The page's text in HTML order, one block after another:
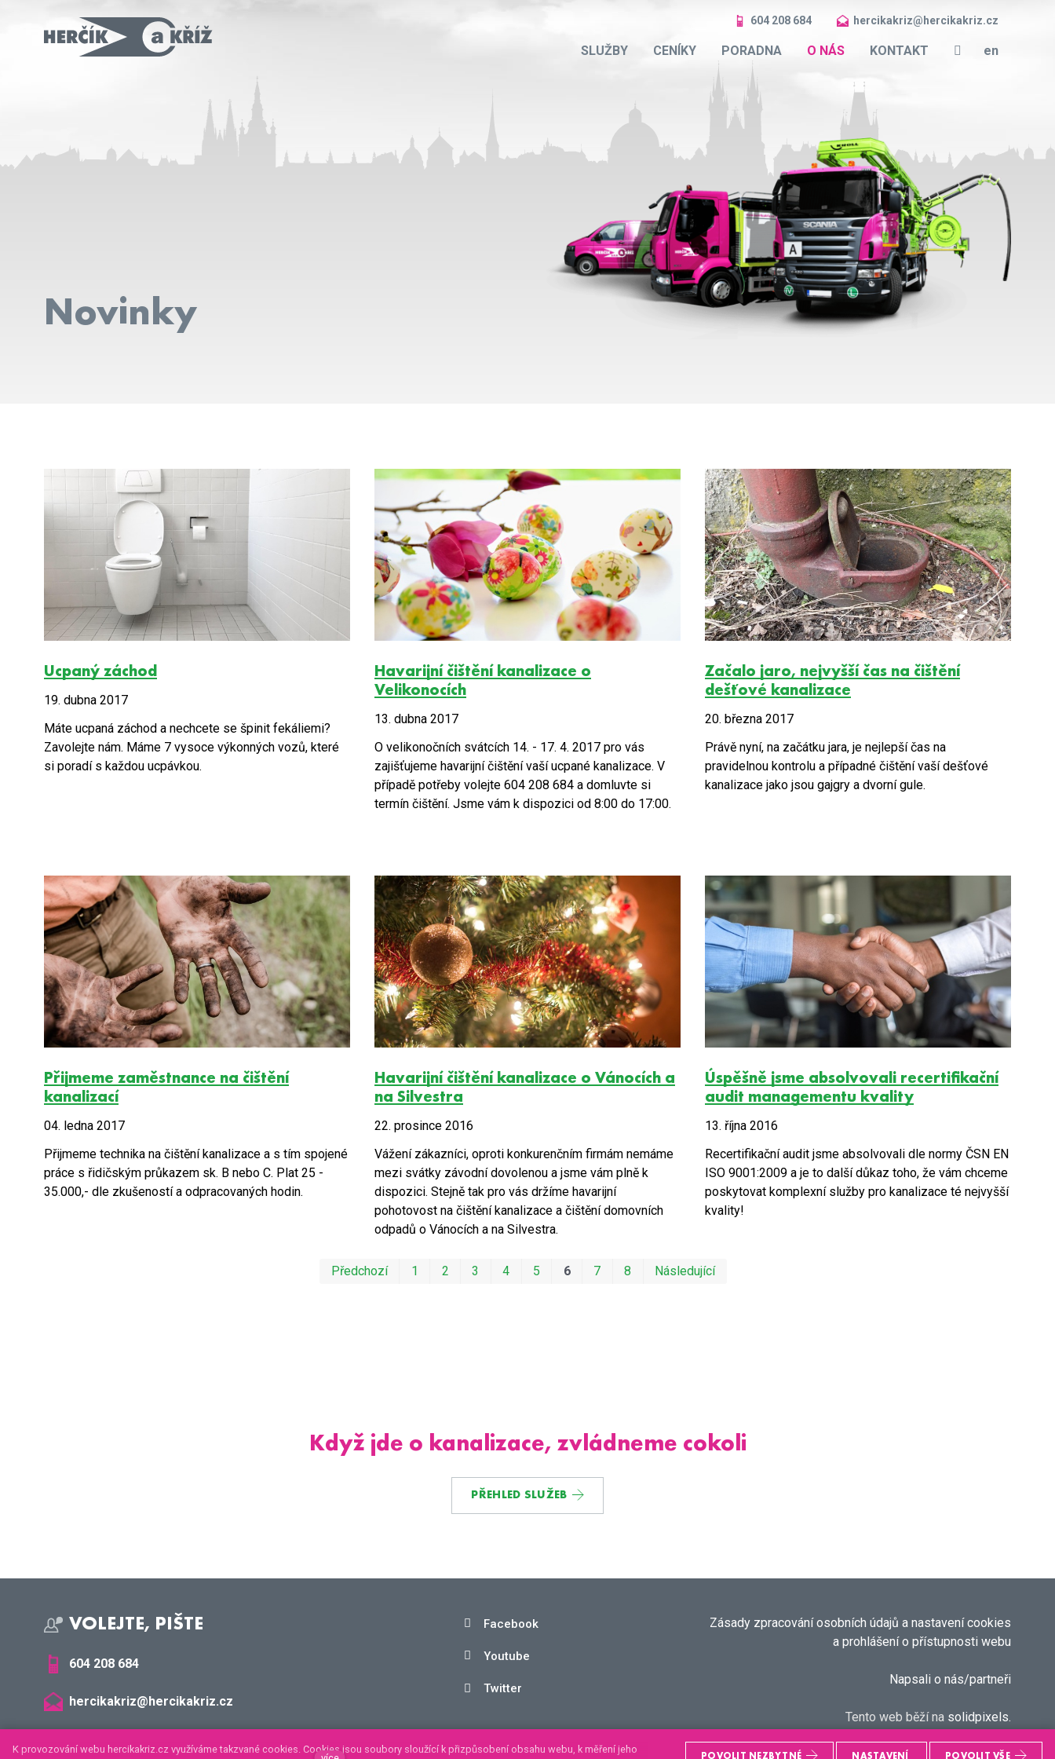
SLUŽBY CENÍKY PORADNA O NÁS KONTAKT cs
en
604 208 684 hercikakriz@hercikakriz.cz
Novinky
Ucpaný záchod
19. dubna 2017
Máte ucpaná záchod a nechcete se špinit fekáliemi?
Zavolejte nám. Máme 7 vysoce výkonných vozů, které
si poradí s každou ucpávkou.
Havarijní čištění kanalizace o
Velikonocích
13. dubna 2017
O velikonočních svátcích 14. - 17. 4. 2017 pro vás
zajišťujeme havarijní čištění vaší ucpané kanalizace. V
případě potřeby volejte 604 208 684 a domluvte si
termín čištění. Jsme vám k dispozici od 8:00 do 17:00.
Začalo jaro, nejvyšší čas na čištění
dešťové kanalizace
20. března 2017
Právě nyní, na začátku jara, je nejlepší čas na
pravidelnou kontrolu a případné čištění vaší dešťové
kanalizace jako jsou gajgry a dvorní gule.
Přijmeme zaměstnance na čištění
kanalizací
04. ledna 2017
Přijmeme technika na čištění kanalizace a s tím spojené
práce s řidičským průkazem sk. B nebo C. Plat 25 -
35.000,- dle zkušeností a odpracovaných hodin.
Havarijní čištění kanalizace o Vánocích a
na Silvestra
22. prosince 2016
Vážení zákazníci, oproti konkurenčním firmám nemáme
mezi svátky závodní dovolenou a jsme vám plně k
dispozici. Stejně tak pro vás držíme havarijní
pohotovost na čištění kanalizace a čištění domovních
odpadů o Vánocích a na Silvestra.
Úspěšně jsme absolvovali recertifikační
audit managementu kvality
13. října 2016
Recertifikační audit jsme absolvovali dle normy ČSN EN
ISO 9001:2009 a je to další důkaz toho, že vám chceme
poskytovat komplexní služby pro kanalizace té nejvyšší
kvality!
Předchozí 1 2 3 4 5 6 7 8 Následující
Když jde o kanalizace, zvládneme cokoli
PŘEHLED SLUŽEB
VOLEJTE, PIŠTE
604 208 684
hercikakriz@hercikakriz.cz
Facebook
Youtube
Twitter
Zásady zpracování osobních údajů a nastavení cookies
a prohlášení o přístupnosti webu
Napsali o nás/partneři
Tento web běží na solidpixels.
K provozování webu hercikakriz.cz využíváme takzvané cookies. Cookies jsou soubory sloužící k přizpůsobení obsahu webu, k měření jeho
POVOLIT NEZBYTNÉ NASTAVENÍ POVOLIT VŠE